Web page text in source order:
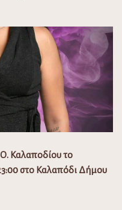
Καλαποδίου το
στο Καλαπόδι Δήμου